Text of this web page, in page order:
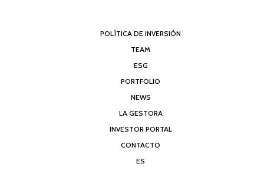
POLÍTICA DE INVERSIÓN
TEAM
ESG
PORTFOLIO
NEWS
LA GESTORA
INVESTOR PORTAL
CONTACTO
ES